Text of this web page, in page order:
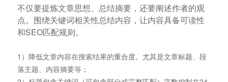
不仅要提炼文章思想、总结摘要，还要阐述作者的观
点。围绕关键词相关性总结内容，让内容具备可读性
和SEO匹配规则。
1）降低文章内容在搜索结果的重合度。尤其是文章标题、段
落主题、内容摘要等；